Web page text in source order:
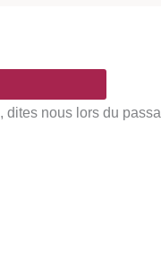
nous lors du